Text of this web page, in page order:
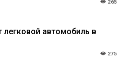
265
автомобиль в
275